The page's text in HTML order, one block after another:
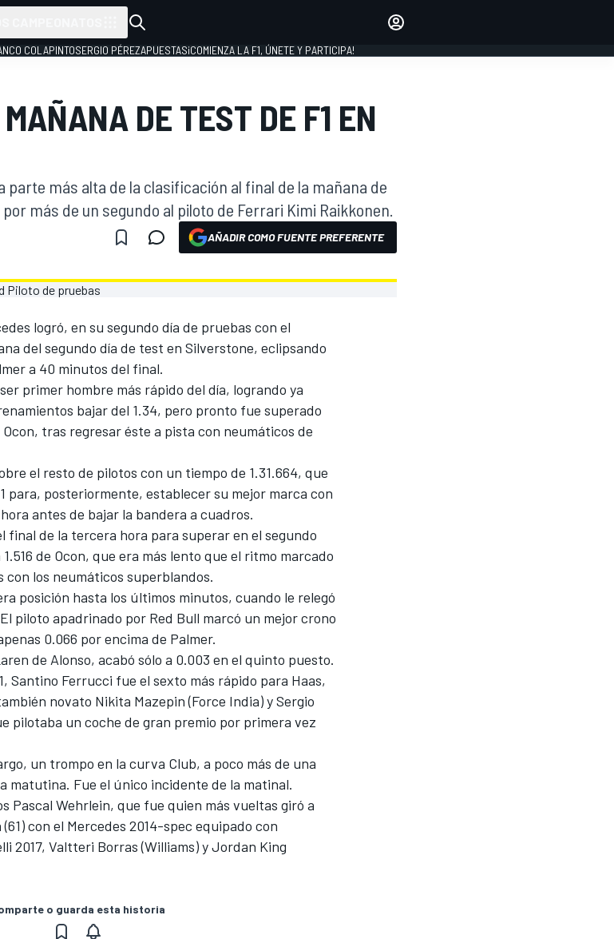
INICIAR SESIÓN
COLAPINTOSERGIO PÉREZAPUESTAS¡COMIENZA LA F1, ÚNETE Y PARTICIPA!
DE TEST DE F1 EN
parte más alta de la clasificación al final de la mañana de
más de un segundo al piloto de Ferrari Kimi Raikkonen.
AÑADIR COMO FUENTE PREFERENTE
logró, en su segundo día de pruebas con el
del segundo día de test en Silverstone, eclipsando
a 40 minutos del final.
primer hombre más rápido del día, logrando ya
bajar del 1.34, pero pronto fue superado
tras regresar éste a pista con neumáticos de
el resto de pilotos con un tiempo de 1.31.664, que
para, posteriormente, establecer su mejor marca con
antes de bajar la bandera a cuadros.
final de la tercera hora para superar en el segundo
de Ocon, que era más lento que el ritmo marcado
con los neumáticos superblandos.
posición hasta los últimos minutos, cuando le relegó
piloto apadrinado por Red Bull marcó un mejor crono
0.066 por encima de Palmer.
de Alonso, acabó sólo a 0.003 en el quinto puesto.
Santino Ferrucci fue el sexto más rápido para Haas,
novato Nikita Mazepin (Force India) y Sergio
pilotaba un coche de gran premio por primera vez
un trompo en la curva Club, a poco más de una
matutina. Fue el único incidente de la matinal.
Pascal Wehrlein, que fue quien más vueltas giró a
con el Mercedes 2014-spec equipado con
2017, Valtteri Borras (Williams) y Jordan King
o guarda esta historia